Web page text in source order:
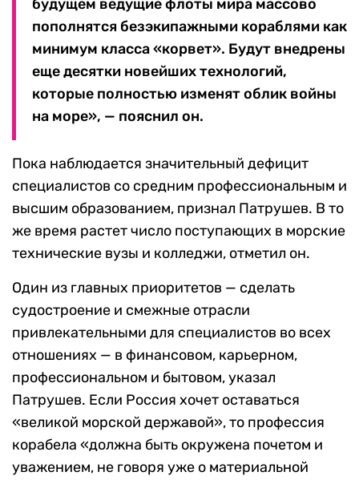
будущем ведущие флоты мира массово
пополнятся безэкипажными кораблями как
минимум класса «корвет». Будут внедрены
еще десятки новейших технологий,
которые полностью изменят облик войны
на море», — пояснил он.
Пока наблюдается значительный дефицит
специалистов со средним профессиональным и
высшим образованием, признал Патрушев. В то
же время растет число поступающих в морские
технические вузы и колледжи, отметил он.
Один из главных приоритетов — сделать
судостроение и смежные отрасли
привлекательными для специалистов во всех
отношениях — в финансовом, карьерном,
профессиональном и бытовом, указал
Патрушев. Если Россия хочет оставаться
«великой морской державой», то профессия
корабела «должна быть окружена почетом и
уважением, не говоря уже о материальной